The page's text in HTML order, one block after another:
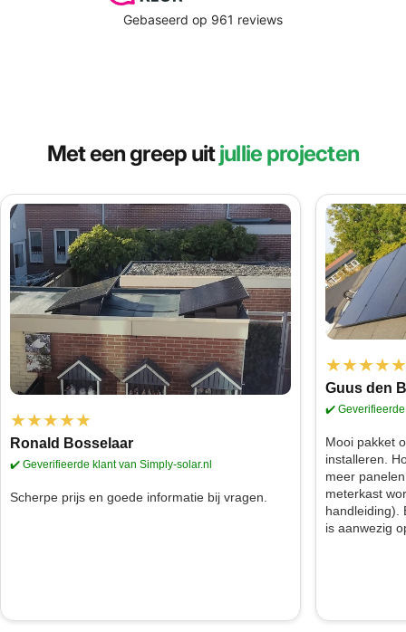
Met een greep uitjullie projecten
★★★★★
Ronald Bosselaar
✔️ Geverifieerde klant van Simply-solar.nl
Scherpe prijs en goede informatie bij vragen.
★★★★★
Guus den
✔️ Geverifieerde
Mooi pakket
installeren.
meer
meterkast
handleiding).
is aanwezig